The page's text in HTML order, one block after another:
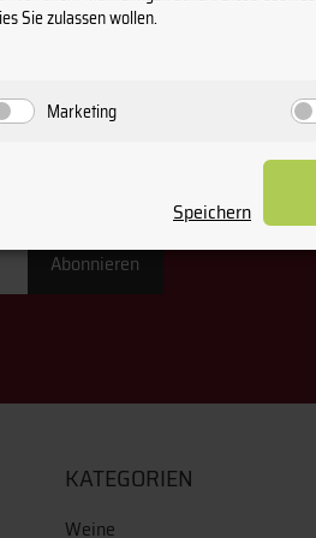
Abonnieren
KATEGORIEN
Weine
Sie zulassen wollen.
Marketing
Speichern